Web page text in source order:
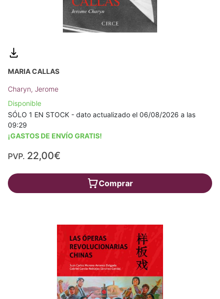
MARIA CALLAS
Charyn, Jerome
Disponible
SÓLO 1 EN STOCK - dato actualizado el 06/08/2026 a las
09:29
¡GASTOS DE ENVÍO GRATIS!
PVP. 22,00€
Comprar